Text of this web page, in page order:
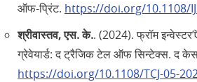
ऑफ-प्रिंट. https://doi.org/10.1108/
श्रीवास्तव, एस. के.. (2024). फ्रॉम
ग्रेवेयार्ड: द ट्रैजिक टेल ऑफ सिन्टेक्स. द
https://doi.org/10.1108/TCJ-05-